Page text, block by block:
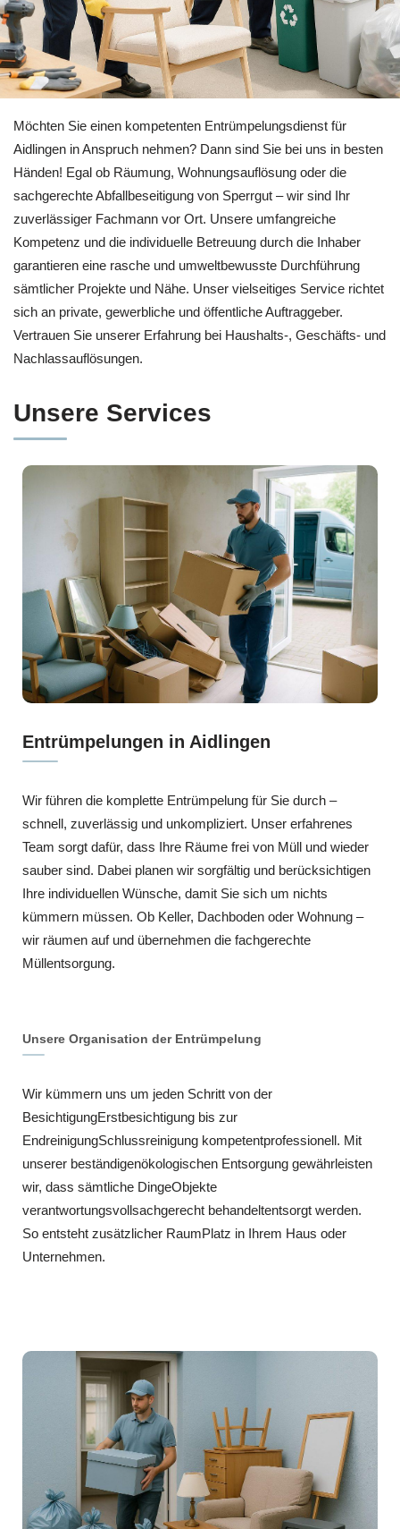
Erkunden Sie jetzt Entrümpelung in Aidlingen bei
Möchten Sie einen kompetenten Entrümpelungsdienst für
Aidlingen in Anspruch nehmen? Dann sind Sie bei uns in besten
Händen! Egal ob Räumung, Wohnungsauflösung oder die
sachgerechte Abfallbeseitigung von Sperrgut – wir sind Ihr
zuverlässiger Fachmann vor Ort. Unsere umfangreiche
Kompetenz und die individuelle Betreuung durch die Inhaber
garantieren eine rasche und umweltbewusste Durchführung
sämtlicher Projekte und Nähe. Unser vielseitiges Service richtet
sich an private, gewerbliche und öffentliche Auftraggeber.
Vertrauen Sie unserer Erfahrung bei Haushalts-, Geschäfts- und
Nachlassauflösungen.
Unsere Services
Entrümpelungen in Aidlingen
Wir führen die komplette Entrümpelung für Sie durch –
schnell, zuverlässig und unkompliziert. Unser erfahrenes
Team sorgt dafür, dass Ihre Räume frei von Müll und wieder
sauber sind. Dabei planen wir sorgfältig und berücksichtigen
Ihre individuellen Wünsche, damit Sie sich um nichts
kümmern müssen. Ob Keller, Dachboden oder Wohnung –
wir räumen auf und übernehmen die fachgerechte
Müllentsorgung.
Unsere Organisation der Entrümpelung
Wir kümmern uns um jeden Schritt von der
BesichtigungErstbesichtigung bis zur
EndreinigungSchlussreinigung kompetentprofessionell. Mit
unserer beständigenökologischen Entsorgung gewährleisten
wir, dass sämtliche DingeObjekte
verantwortungsvollsachgerecht behandeltentsorgt werden.
So entsteht zusätzlicher RaumPlatz in Ihrem Haus oder
Unternehmen.